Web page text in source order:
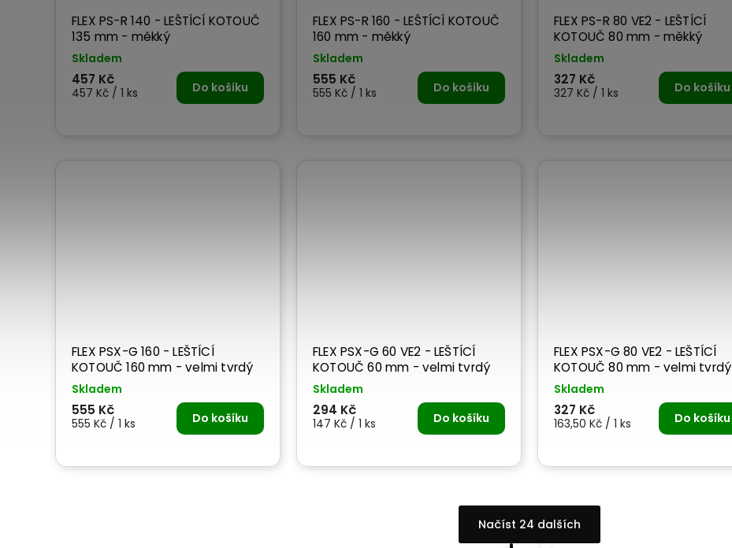
FLEX PS-R 140 - LEŠTÍCÍ KOTOUČ
135 mm - měkký
Skladem
457 Kč
457 Kč / 1 ks Do košíku
FLEX PS-R 160 - LEŠTÍCÍ KOTOUČ
160 mm - měkký
Skladem
555 Kč
555 Kč / 1 ks Do košíku
FLEX PS-R 80 VE2 - LEŠTÍCÍ
KOTOUČ 80 mm - měkký
Skladem
327 Kč
327 Kč / 1 ks Do košíku
FLEX PSX-G 160 - LEŠTÍCÍ
KOTOUČ 160 mm - velmi tvrdý
Skladem
555 Kč
555 Kč / 1 ks Do košíku
FLEX PSX-G 60 VE2 - LEŠTÍCÍ
KOTOUČ 60 mm - velmi tvrdý
Skladem
294 Kč
147 Kč / 1 ks Do košíku
FLEX PSX-G 80 VE2 - LEŠTÍCÍ
KOTOUČ 80 mm - velmi tvrdý
Skladem
327 Kč
163,50 Kč / 1 ks Do košíku
Načíst 24 dalších